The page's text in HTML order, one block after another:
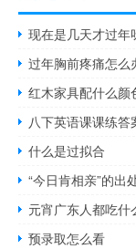
现在是几天才过年
过年胸前疼痛怎么
红木家具配什么颜
八下英语课课练答
什么是过拟合
“今日肯相亲”的出
元宵广东人都吃什
预录取怎么看